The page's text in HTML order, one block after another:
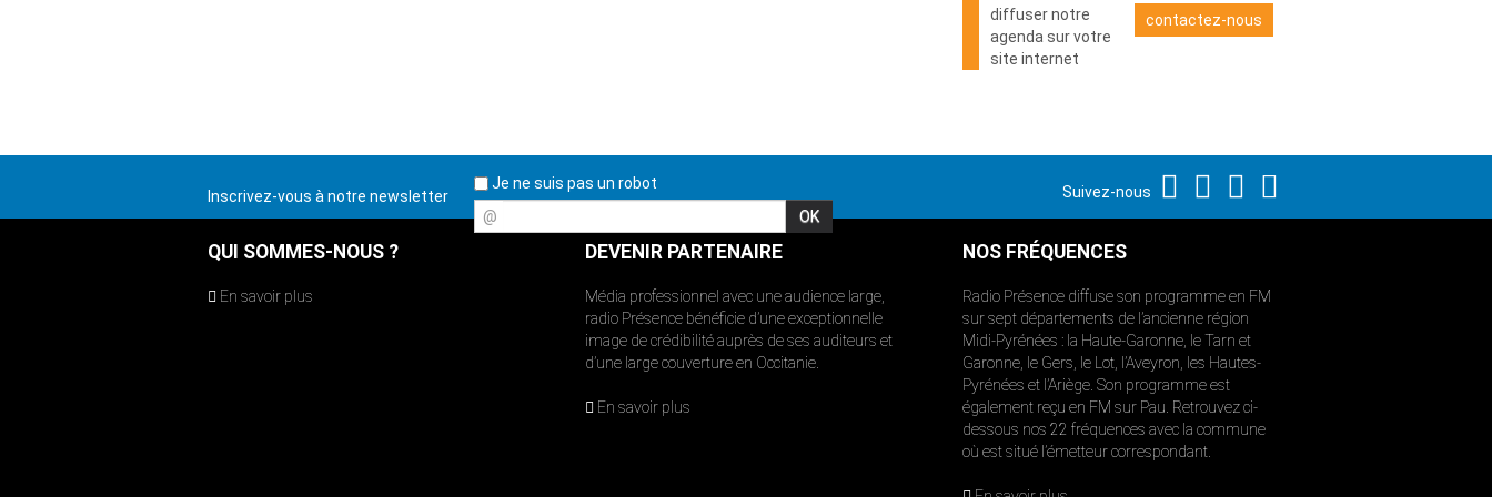
diffuser notre
agenda sur votre
site internet
contactez-nous
Inscrivez-vous à notre newsletter
Je ne suis pas un robot
@
Suivez-nous
QUI SOMMES-NOUS ?
En savoir plus
DEVENIR PARTENAIRE
Média professionnel avec une audience large,
radio Présence bénéficie d’une exceptionnelle
image de crédibilité auprès de ses auditeurs et
d’une large couverture en Occitanie.
En savoir plus
NOS FRÉQUENCES
Radio Présence diffuse son programme en FM
sur sept départements de l’ancienne région
Midi-Pyrénées : la Haute-Garonne, le Tarn et
Garonne, le Gers, le Lot, l’Aveyron, les Hautes-
Pyrénées et l’Ariège. Son programme est
également reçu en FM sur Pau. Retrouvez ci-
dessous nos 22 fréquences avec la commune
où est situé l’émetteur correspondant.